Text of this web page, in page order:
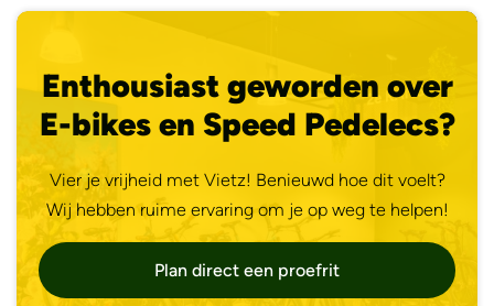
Enthousiast geworden over
E-bikes en Speed Pedelecs?
Vier je vrijheid met Vietz! Benieuwd hoe dit voelt?
Wij hebben ruime ervaring om je op weg te helpen!
Plan direct een proefrit